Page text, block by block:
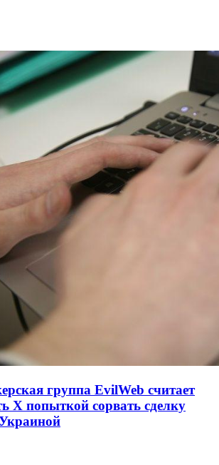
группа EvilWeb считает
Х попыткой сорвать сделку